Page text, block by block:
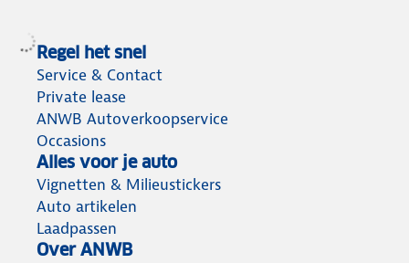
Regel het snel
Service & Contact
Private lease
ANWB Autoverkoopservice
Occasions
Alles voor je auto
Vignetten & Milieustickers
Auto artikelen
Laadpassen
Over ANWB